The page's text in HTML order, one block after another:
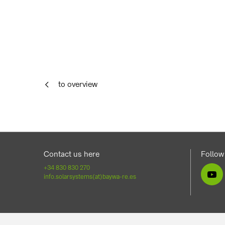
to overview
Contact us here
+34 830 830 270
info.solarsystems(at)baywa-re.es